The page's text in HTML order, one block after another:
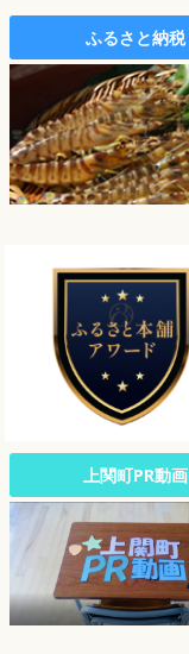
ふるさと納税
上関町PR動画